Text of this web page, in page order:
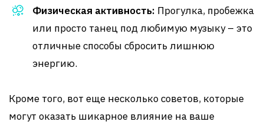
Физическая активность: Прогулка, пробежка
или просто танец под любимую музыку – это
отличные способы сбросить лишнюю
энергию.
Кроме того, вот еще несколько советов, которые
могут оказать шикарное влияние на ваше